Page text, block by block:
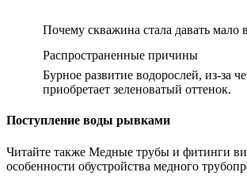
Почему скважина стала давать мало
Распространенные причины
Бурное развитие водорослей, из-за
приобретает зеленоватый оттенок.
Поступление воды рывками
Читайте также Медные трубы и фитинги
особенности обустройства медного